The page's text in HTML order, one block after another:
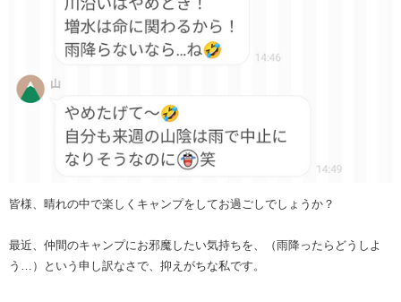
皆様、晴れの中で楽しくキャンプをしてお過ごしでしょうか？
最近、仲間のキャンプにお邪魔したい気持ちを、（雨降ったらどうしよ
う…）という申し訳なさで、抑えがちな私です。